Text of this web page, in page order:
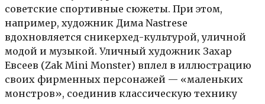
советские спортивные сюжеты. При этом,
например, художник Дима Nastrese
вдохновляется сникерхед-культурой, уличной
модой и музыкой. Уличный художник Захар
Евсеев (Zak Mini Monster) вплел в иллюстрацию
своих фирменных персонажей — «маленьких
монстров», соединив классическую технику